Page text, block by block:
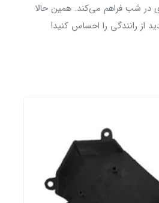
در شب فراهم می‌کند. همین حالا
از رانندگی را احساس کنید!